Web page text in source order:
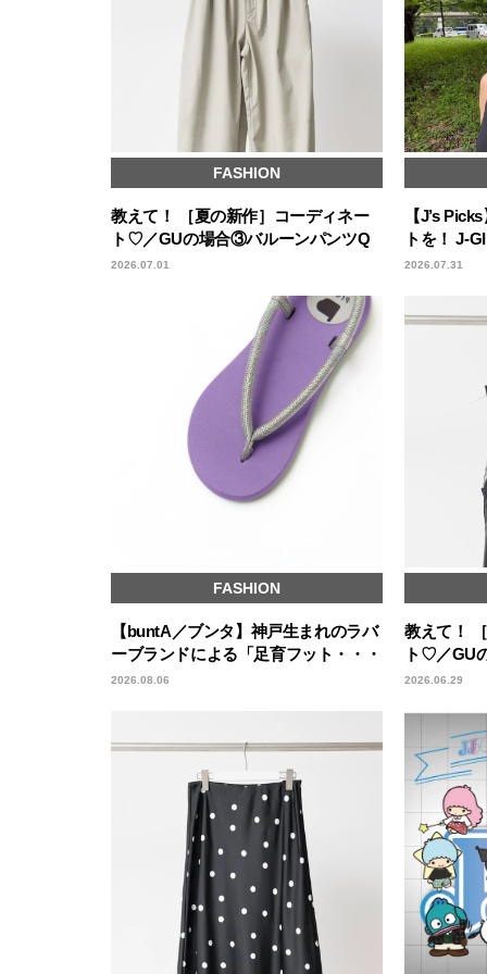
FASHION
教えて！ ［夏の新作］コーディネー
ト♡／GUの場合③バルーンパンツQ
2026.07.01
【J’s
トを！ J-
2026.07.31
FASHION
【buntA／ブンタ】神戸生まれのラバ
ーブランドによる「足育フット・・・
2026.08.06
教えて！
ト♡／GU
2026.06.29